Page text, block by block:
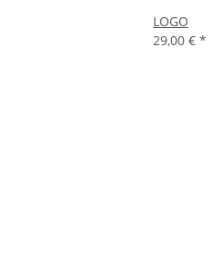
LOGO
29,00 € *